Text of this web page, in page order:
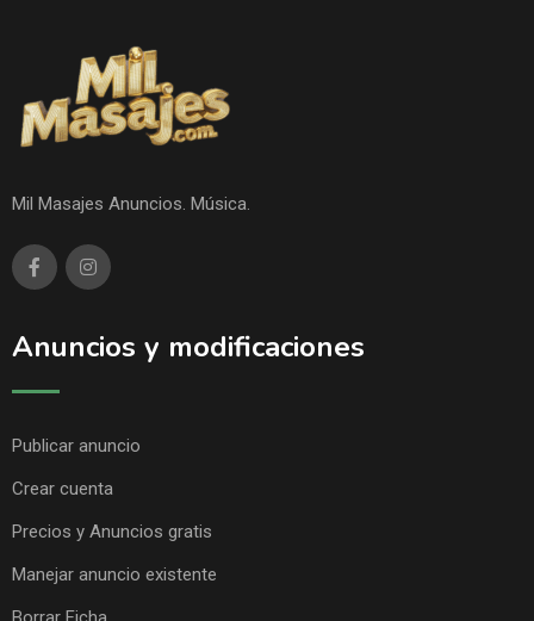
Mil Masajes Anuncios. Música.
Anuncios y modificaciones
Publicar anuncio
Crear cuenta
Precios y Anuncios gratis
Manejar anuncio existente